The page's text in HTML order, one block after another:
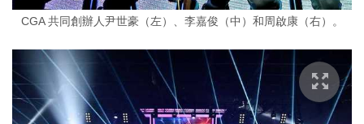
CGA 共同創辦人尹世豪（左）、李嘉俊（中）和周啟康（右）。